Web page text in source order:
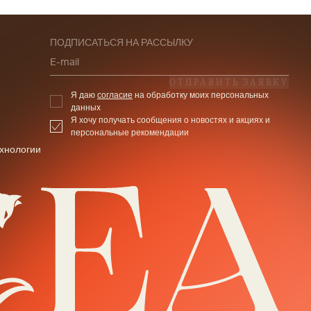
ПОДПИСАТЬСЯ НА РАССЫЛКУ
E-mail
ОТПРАВИТЬ ЗАЯВКУ
Я даю согласие на обработку моих персональных
данных
Я хочу получать сообщения о новостях и акциях и
персональные рекомендации